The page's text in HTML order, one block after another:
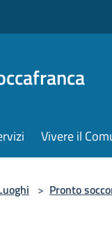
Vivere il
> Pronto